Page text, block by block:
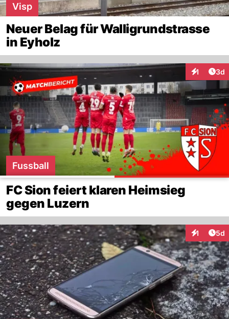
Visp
Neuer Belag für Walligrundstrasse
in Eyholz
1 3d
Fussball
FC Sion feiert klaren Heimsieg
gegen Luzern
1 5d